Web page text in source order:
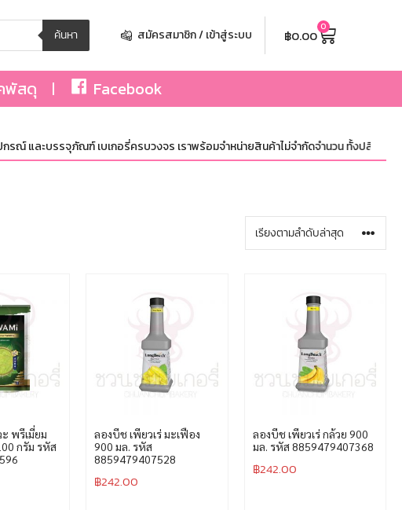
ค้นหา สมัครสมาชิก / เข้าสู่ระบบ ฿0.00 0
พัสดุ Facebook
บรรจุภัณฑ์ เบเกอรี่ครบวงจร เราพร้อมจำหน่ายสินค้าไม่จำกัดจำนวน ทั้งปลีกและส่ง มีสิ
พรีเมี่ยม
กรัม รหัส
ลองบีช เพียวเร่ มะเฟือง
900 มล. รหัส
8859479407528
฿242.00
ลองบีช เพียวเร่ กล้วย 900
มล. รหัส 8859479407368
฿242.00